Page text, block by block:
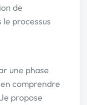
de
processus
une phase
comprendre
propose